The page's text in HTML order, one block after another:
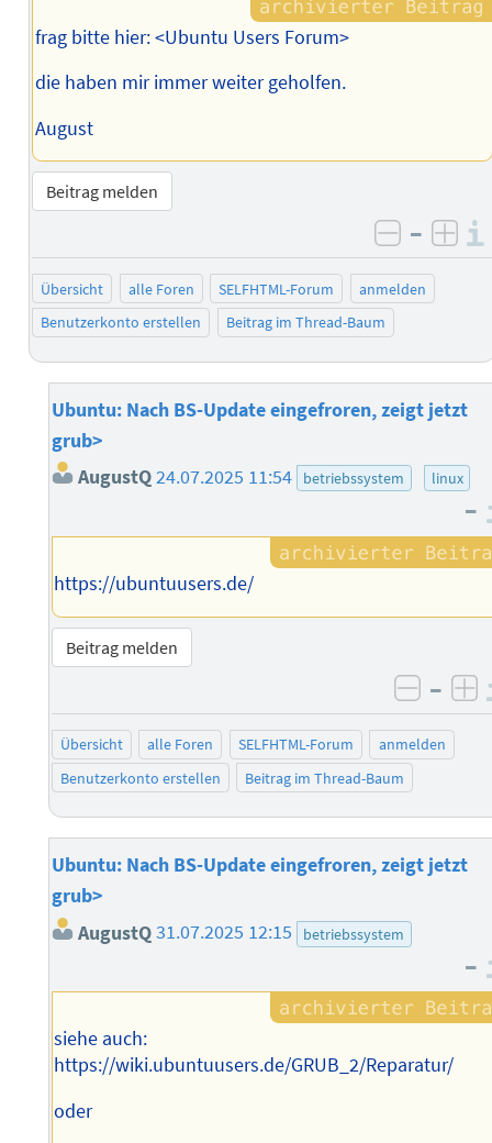
frag bitte hier: <Ubuntu Users Forum>
die haben mir immer weiter geholfen.
August
Beitrag melden
negativ
–
Übersicht alle Foren SELFHTML-Forum
anmelden
Benutzerkonto erstellen
Beitrag im Thread-Baum
Ubuntu: Nach BS-Update eingefroren, zeigt jetzt
grub>
AugustQ24.07.2025 11:54 betriebssystem linux
–
https://ubuntuusers.de/
Beitrag melden
–
Übersicht alle Foren SELFHTML-Forum
anmelden
Benutzerkonto erstellen
Beitrag im Thread-Baum
Ubuntu: Nach BS-Update eingefroren, zeigt jetzt
grub>
AugustQ31.07.2025 12:15 betriebssystem
–
siehe auch:
https://wiki.ubuntuusers.de/GRUB_2/Reparatur/
oder